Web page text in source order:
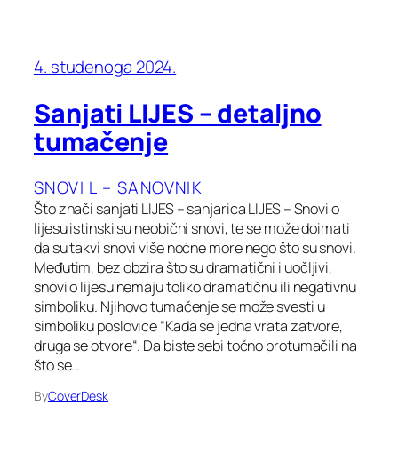
4. studenoga 2024.
Sanjati LIJES – detaljno
tumačenje
SNOVI L – SANOVNIK
Što znači sanjati LIJES – sanjarica LIJES – Snovi o
lijesu istinski su neobični snovi, te se može doimati
da su takvi snovi više noćne more nego što su snovi.
Međutim, bez obzira što su dramatični i uočljivi,
snovi o lijesu nemaju toliko dramatičnu ili negativnu
simboliku. Njihovo tumačenje se može svesti u
simboliku poslovice “Kada se jedna vrata zatvore,
druga se otvore“. Da biste sebi točno protumačili na
što se…
ByCoverDesk